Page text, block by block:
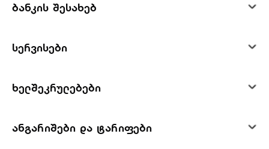
ბანკის შესახებ
სერვისები
ხელშეკრულებები
ანგარიშები და ტარიფები